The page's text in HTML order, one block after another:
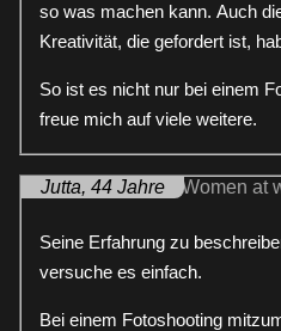
so was machen kann. Auch
Kreativität, die gefordert ist,
So ist es nicht nur bei einem
freue mich auf viele weitere.
Jutta, 44 Jahre
Seine Erfahrung zu
versuche es einfach.
Bei einem Fotoshooting